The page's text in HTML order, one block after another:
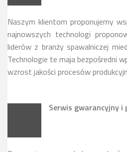
Naszym klientom proponujemy
najnowszych technologi
liderów z branży spawalniczej
Technologie te maja bezpośredni
wzrost jakości procesów
Serwis gwarancyjny i